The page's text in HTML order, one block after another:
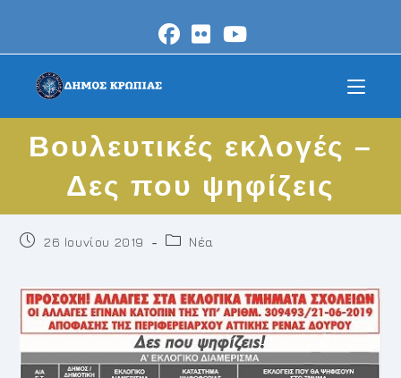
content
Βουλευτικές εκλογές –
Δες που ψηφίζεις
Post26 Ιουνίου 2019
PostΝέα